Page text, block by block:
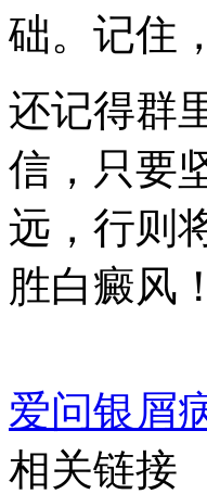
础。记住
还记得群
信，只要
远，行则
胜白癜风！
爱问银屑
相关链接